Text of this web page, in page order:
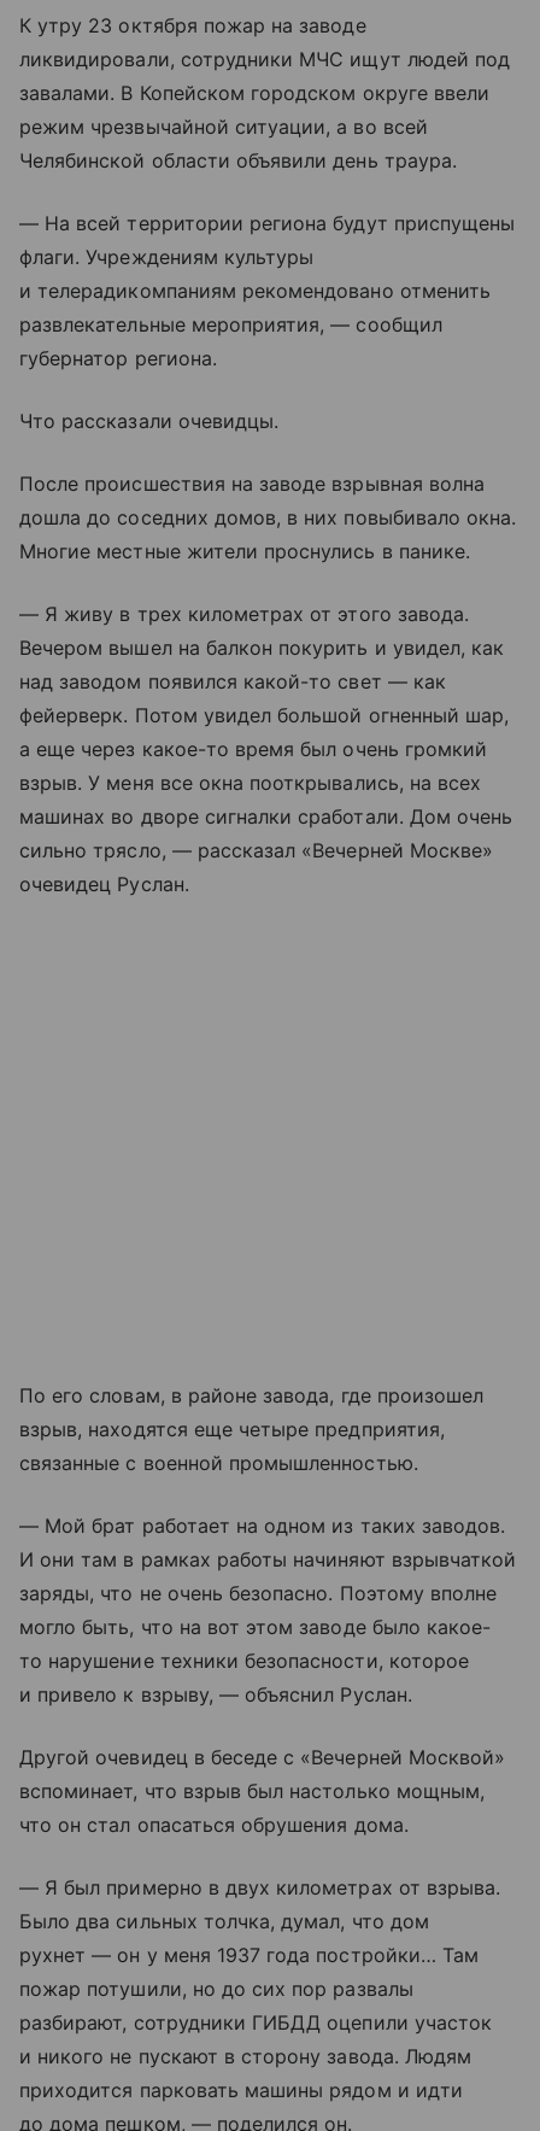
К утру 23 октября пожар на заводе
ликвидировали, сотрудники МЧС ищут людей под
завалами. В Копейском городском округе ввели
режим чрезвычайной ситуации, а во всей
Челябинской области объявили день траура.
— На всей территории региона будут приспущены
флаги. Учреждениям культуры
и телерадикомпаниям рекомендовано отменить
развлекательные мероприятия, — сообщил
губернатор региона.
Что рассказали очевидцы.
После происшествия на заводе взрывная волна
дошла до соседних домов, в них повыбивало окна.
Многие местные жители проснулись в панике.
— Я живу в трех километрах от этого завода.
Вечером вышел на балкон покурить и увидел, как
над заводом появился какой-то свет — как
фейерверк. Потом увидел большой огненный шар,
а еще через какое-то время был очень громкий
взрыв. У меня все окна пооткрывались, на всех
машинах во дворе сигналки сработали. Дом очень
сильно трясло, — рассказал «Вечерней Москве»
очевидец Руслан.
По его словам, в районе завода, где произошел
взрыв, находятся еще четыре предприятия,
связанные с военной промышленностью.
— Мой брат работает на одном из таких заводов.
И они там в рамках работы начиняют взрывчаткой
заряды, что не очень безопасно. Поэтому вполне
могло быть, что на вот этом заводе было какое-
то нарушение техники безопасности, которое
и привело к взрыву, — объяснил Руслан.
Другой очевидец в беседе с «Вечерней Москвой»
вспоминает, что взрыв был настолько мощным,
что он стал опасаться обрушения дома.
— Я был примерно в двух километрах от взрыва.
Было два сильных толчка, думал, что дом
рухнет — он у меня 1937 года постройки… Там
пожар потушили, но до сих пор развалы
разбирают, сотрудники ГИБДД оцепили участок
и никого не пускают в сторону завода. Людям
приходится парковать машины рядом и идти
до дома пешком, — поделился он.